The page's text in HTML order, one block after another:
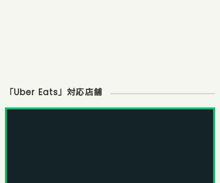
「Uber Eats」対応店舗